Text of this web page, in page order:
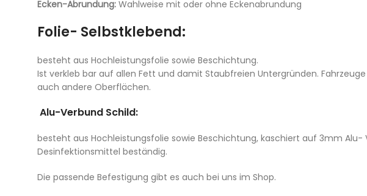
Ecken-Abrundung: Wahlweise mit oder ohne Eckenabrundung
Folie- Selbstklebend:
besteht aus Hochleistungsfolie sowie Beschichtung.
Ist verkleb bar auf allen Fett und damit Staubfreien Untergründen.
auch andere Oberflächen.
Alu-Verbund Schild:
besteht aus Hochleistungsfolie sowie Beschichtung, kaschiert auf 3mm
Desinfektionsmittel beständig.
Die passende Befestigung gibt es auch bei uns im Shop.